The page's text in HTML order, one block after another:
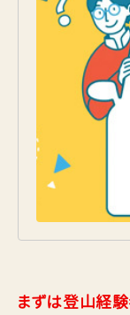
まずは登山経